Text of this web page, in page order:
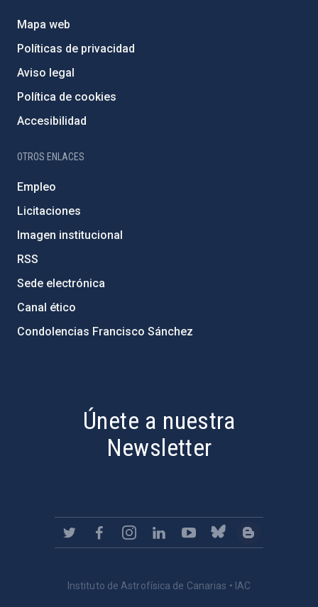
Mapa web
Políticas de privacidad
Aviso legal
Política de cookies
Accesibilidad
OTROS ENLACES
Empleo
Licitaciones
Imagen institucional
RSS
Sede electrónica
Canal ético
Condolencias Francisco Sánchez
Únete a nuestra
Newsletter
Instituto de Astrofísica de Canarias • IAC